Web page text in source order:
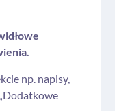
np. napisy,